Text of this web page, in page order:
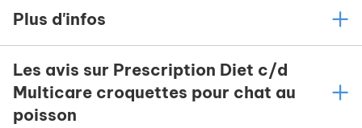
Plus d'infos
Les avis sur Prescription Diet c/d
Multicare croquettes pour chat au
poisson